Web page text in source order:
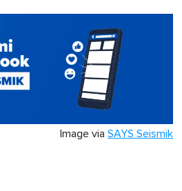
Image via SAYS Seismik